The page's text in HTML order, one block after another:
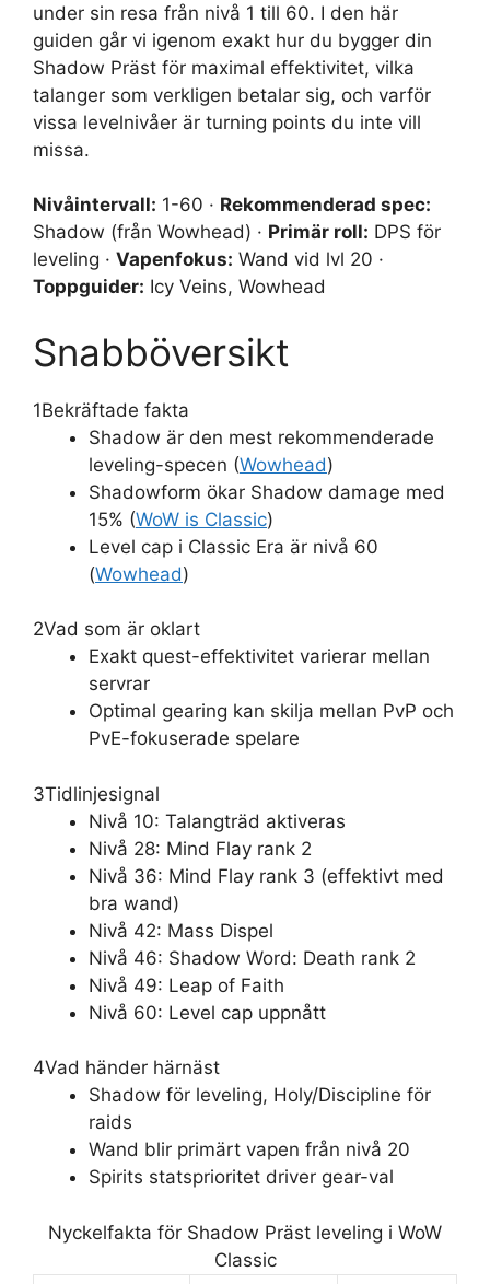
under sin resa från nivå 1 till 60. I den här
guiden går vi igenom exakt hur du bygger din
Shadow Präst för maximal effektivitet, vilka
talanger som verkligen betalar sig, och varför
vissa levelnivåer är turning points du inte vill
missa.
Nivåintervall: 1-60 · Rekommenderad spec:
Shadow (från Wowhead) · Primär roll: DPS för
leveling · Vapenfokus: Wand vid lvl 20 ·
Toppguider: Icy Veins, Wowhead
Snabböversikt
1Bekräftade fakta
Shadow är den mest rekommenderade
leveling-specen (Wowhead)
Shadowform ökar Shadow damage med
15% (WoW is Classic)
Level cap i Classic Era är nivå 60
(Wowhead)
2Vad som är oklart
Exakt quest-effektivitet varierar mellan
servrar
Optimal gearing kan skilja mellan PvP och
PvE-fokuserade spelare
3Tidlinjesignal
Nivå 10: Talangträd aktiveras
Nivå 28: Mind Flay rank 2
Nivå 36: Mind Flay rank 3 (effektivt med
bra wand)
Nivå 42: Mass Dispel
Nivå 46: Shadow Word: Death rank 2
Nivå 49: Leap of Faith
Nivå 60: Level cap uppnått
4Vad händer härnäst
Shadow för leveling, Holy/Discipline för
raids
Wand blir primärt vapen från nivå 20
Spirits statsprioritet driver gear-val
Nyckelfakta för Shadow Präst leveling i WoW
Classic